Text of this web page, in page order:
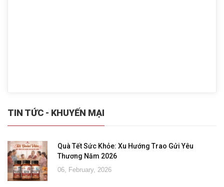
TIN TỨC - KHUYẾN MẠI
Quà Tết Sức Khỏe: Xu Hướng Trao Gửi Yêu
Thương Năm 2026
06, February, 2026